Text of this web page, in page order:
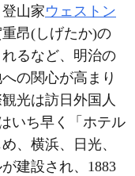
山家ウェストン
昂(しげたか)の
れるなど、明治の
の関心が高まり
光は訪日外国人
いち早く「ホテル
、横浜、日光、
建設され、1883